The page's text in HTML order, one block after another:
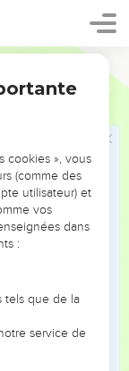
et droit. Il ne
il se
la raison.
du Seigneur lui
de *David,
Jésus.
ses péchés.
parole du
elle enfantera
veut dire : Dieu
Seigneur lui avait
cookies », vous
(comme des
utilisateur) et
vos
dans
:
tels que de la
service de